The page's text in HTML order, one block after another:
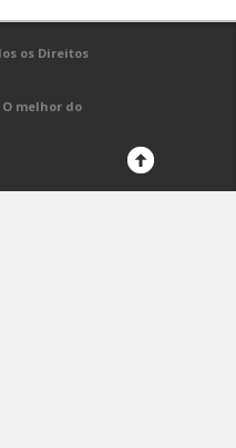
os Direitos
O melhor do